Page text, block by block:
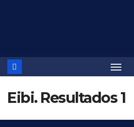
Eibi. Resultados 1